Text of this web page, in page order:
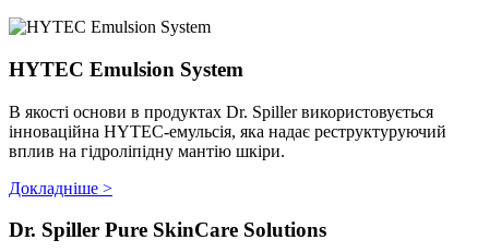
HYTEC Emulsion System
В якості основи в продуктах Dr. Spiller використовується
інноваційна HYTEC-емульсія, яка надає реструктуруючий
вплив на гідроліпідну мантію шкіри.
Докладніше >
Dr. Spiller Pure SkinCare Solutions